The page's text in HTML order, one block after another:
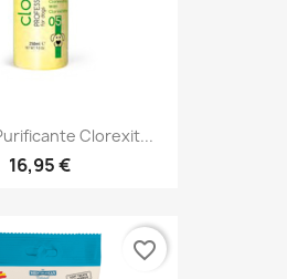
Clorexit...
16,95 €
favorite_border